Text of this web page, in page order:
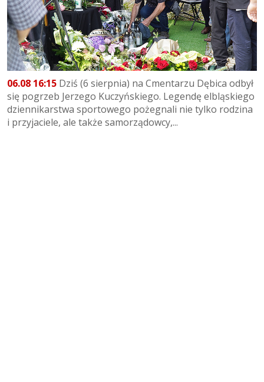
06.08 16:15 Dziś (6 sierpnia) na Cmentarzu Dębica odbył
się pogrzeb Jerzego Kuczyńskiego. Legendę elbląskiego
dziennikarstwa sportowego pożegnali nie tylko rodzina
i przyjaciele, ale także samorządowcy,...